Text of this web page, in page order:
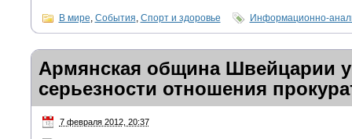
В мире События Спорт и здоровье Информационно-
Армянская община Швейцарии
серьезности отношения
7 февраля 2012, 20:37